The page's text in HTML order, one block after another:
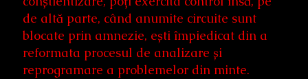
de altă parte, când anumite circuite sunt
blocate prin amnezie, ești împiedicat din a
reformata procesul de analizare și
reprogramare a problemelor din minte.